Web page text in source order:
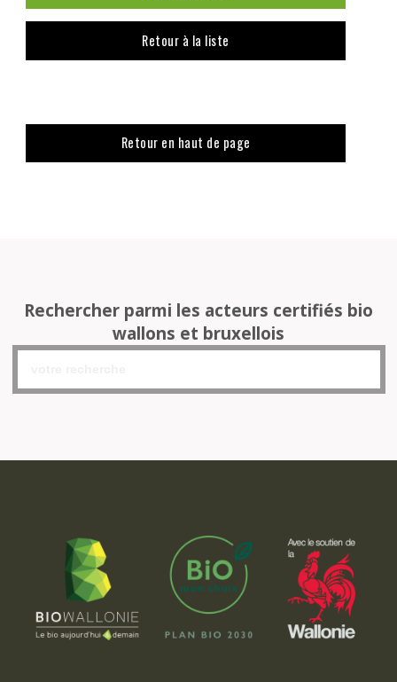
Retour à la liste
Retour en haut de page
Rechercher parmi les acteurs certifiés bio
wallons et bruxellois